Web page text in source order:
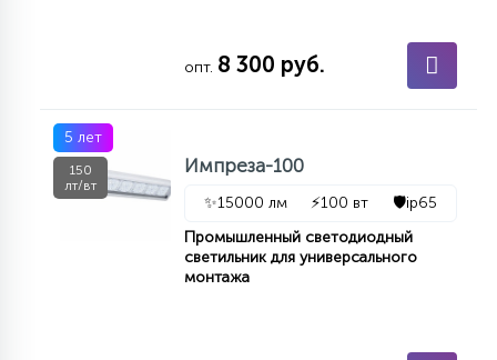
опт. 8 300 руб.
5 лет
150
лт/вт
Импреза-100
✨15000 лм ⚡100 вт 🛡️ip65
Промышленный светодиодный
светильник для универсального
монтажа